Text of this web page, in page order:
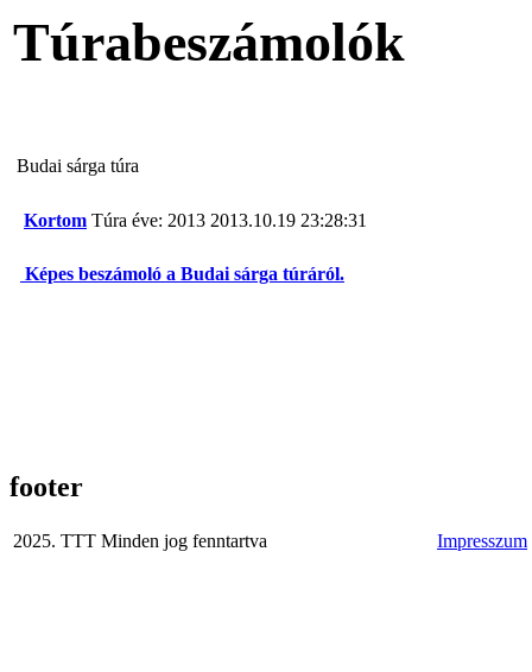
Túrabeszámolók
Budai sárga túra
Kortom Túra éve: 2013 2013.10.19 23:28:31
Képes beszámoló a Budai sárga túráról.
footer
2025. TTT Minden jog fenntartva Impresszum